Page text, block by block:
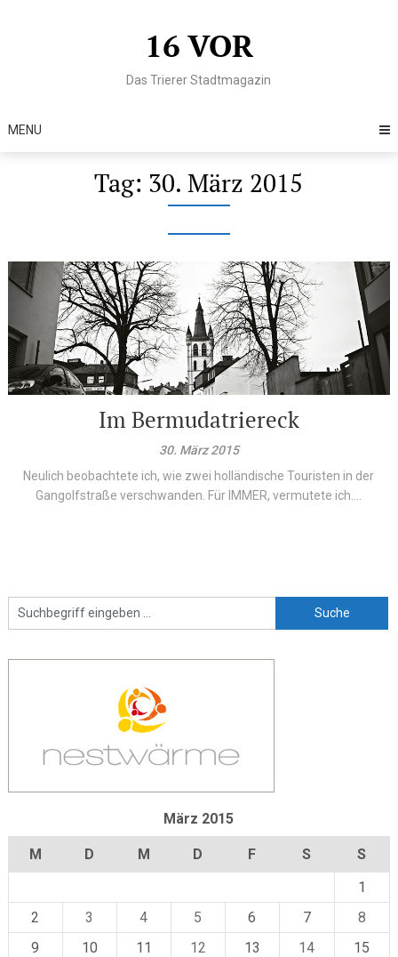
16 VOR
Das Trierer Stadtmagazin
MENU
Tag: 30. März 2015
Im Bermudatriereck
30. März 2015
Neulich beobachtete ich, wie zwei holländische Touristen in der
Gangolfstraße verschwanden. Für IMMER, vermutete ich....
März 2015
M D M D F S
S
1
2
3 4 5 6 7
8
9
10 11 12 13 14
15